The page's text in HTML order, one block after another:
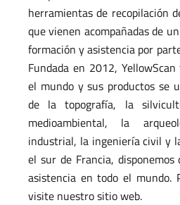
herramientas de recopilación
que vienen acompañadas de
formación y asistencia por
Fundada en 2012,
el mundo y sus productos se
de la topografía, la
medioambiental, la
industrial, la ingeniería civil y
el sur de Francia,
asistencia en todo el mundo.
visite nuestro sitio web.